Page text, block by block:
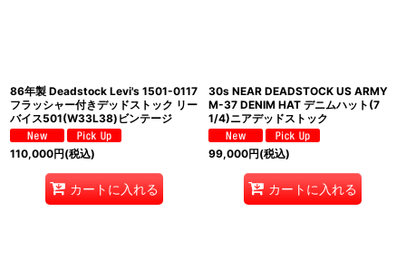
86年製 Deadstock Levi's 1501-0117
フラッシャー付きデッドストック リー
バイス501(W33L38)ビンテージ
110,000円(税込)
カートに入れる
30s NEAR DEADSTOCK US ARMY
M-37 DENIM HAT デニムハット(7
1/4)ニアデッドストック
99,000円(税込)
カートに入れる